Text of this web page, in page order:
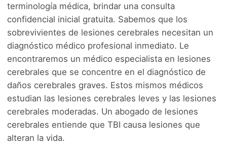
terminología médica, brindar una consulta
confidencial inicial gratuita. Sabemos que los
sobrevivientes de lesiones cerebrales necesitan un
diagnóstico médico profesional inmediato. Le
encontraremos un médico especialista en lesiones
cerebrales que se concentre en el diagnóstico de
daños cerebrales graves. Estos mismos médicos
estudian las lesiones cerebrales leves y las lesiones
cerebrales moderadas. Un abogado de lesiones
cerebrales entiende que TBI causa lesiones que
alteran la vida.